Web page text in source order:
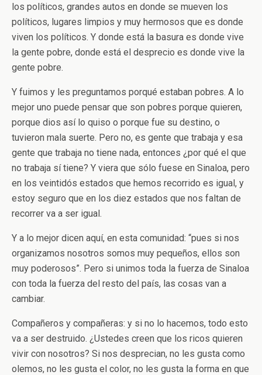
los políticos, grandes autos en donde se mueven los
políticos, lugares limpios y muy hermosos que es donde
viven los políticos. Y donde está la basura es donde vive
la gente pobre, donde está el desprecio es donde vive la
gente pobre.
Y fuimos y les preguntamos porqué estaban pobres. A lo
mejor uno puede pensar que son pobres porque quieren,
porque dios así lo quiso o porque fue su destino, o
tuvieron mala suerte. Pero no, es gente que trabaja y esa
gente que trabaja no tiene nada, entonces ¿por qué el que
no trabaja sí tiene? Y viera que sólo fuese en Sinaloa, pero
en los veintidós estados que hemos recorrido es igual, y
estoy seguro que en los diez estados que nos faltan de
recorrer va a ser igual.
Y a lo mejor dicen aquí, en esta comunidad: “pues si nos
organizamos nosotros somos muy pequeños, ellos son
muy poderosos”. Pero si unimos toda la fuerza de Sinaloa
con toda la fuerza del resto del país, las cosas van a
cambiar.
Compañeros y compañeras: y si no lo hacemos, todo esto
va a ser destruido. ¿Ustedes creen que los ricos quieren
vivir con nosotros? Si nos desprecian, no les gusta como
olemos, no les gusta el color, no les gusta la forma en que